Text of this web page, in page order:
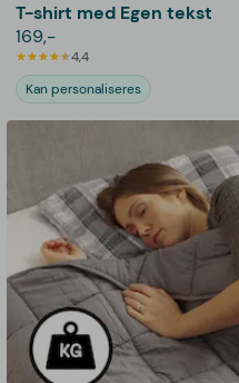
T-shirt med Egen tekst
169,-
4,4
Kan personaliseres